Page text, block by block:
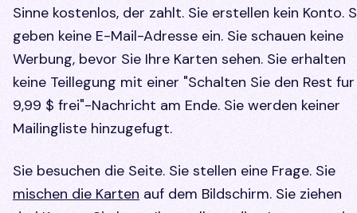
Sinne kostenlos, der zahlt. Sie erstellen kein Konto.
geben keine E-Mail-Adresse ein. Sie schauen keine
Werbung, bevor Sie Ihre Karten sehen. Sie erhalten
keine Teillegung mit einer "Schalten Sie den Rest fur
9,99 $ frei"-Nachricht am Ende. Sie werden keiner
Mailingliste hinzugefugt.
Sie besuchen die Seite. Sie stellen eine Frage. Sie
mischen die Karten auf dem Bildschirm. Sie ziehen